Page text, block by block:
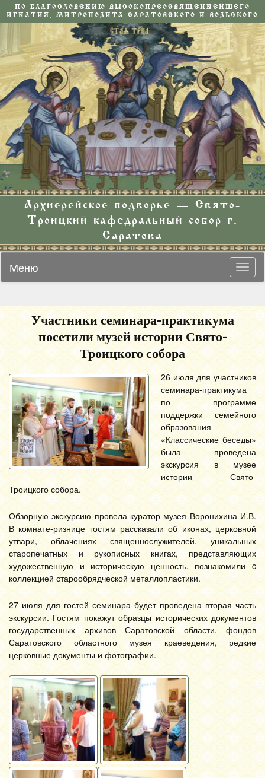
ПО БЛАГОСЛОВЕНИЮ ВЫСОКОПРЕОСВЯЩЕННЕЙШЕГО
ИГНАТИЯ, МИТРОПОЛИТА САРАТОВСКОГО И ВОЛЬСКОГО
Архиерейское подворье — Свято-
Троицкий кафедральный собор г.
Саратова
Меню
Участники семинара-практикума
посетили музей истории Свято-
Троицкого собора
26 июля для участников
семинара-практикума
по программе
поддержки семейного
образования
«Классические беседы»
была проведена
экскурсия в музее
истории Свято-
Троицкого собора.
Обзорную экскурсию провела куратор музея Воронихина И.В.
В комнате-ризнице гостям рассказали об иконах, церковной
утвари, облачениях священнослужителей, уникальных
старопечатных и рукописных книгах, представляющих
художественную и историческую ценность, познакомили c
коллекцией старообрядческой металлопластики.
27 июля для гостей семинара будет проведена вторая часть
экскурсии. Гостям покажут образцы исторических документов
государственных архивов Саратовской области, фондов
Саратовского областного музея краеведения, редкие
церковные документы и фотографии.